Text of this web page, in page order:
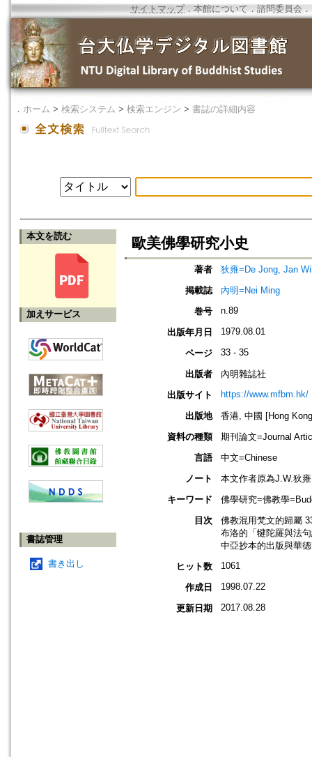
サイトマップ．本館について ． 諮問委員会 ．
． ホーム > 検索システム > 検索エンジン > 書誌の詳細内容
本文を読む
加えサービス
書誌管理
書き出し
歐美佛學研究小史
著者
狄雍=De Jong, Jan
掲載誌
內明=Nei Ming
巻号
n.89
出版年月日 1979.08.01
ページ 33 - 35
出版者
內明雜誌社
出版サイト
https://www.mfbm.hk/
出版地
香港, 中國 [Hong
資料の種類
期刊論文=Journal
言語
中文=Chinese
ノート
本文作者原為J.W.狄
キーワード
佛學研究=佛教學
目次
佛教混用梵文的歸屬
布洛的「犍陀羅與法
中亞抄本的出版與華
ヒット数
1061
作成日 1998.07.22
更新日期 2017.08.28